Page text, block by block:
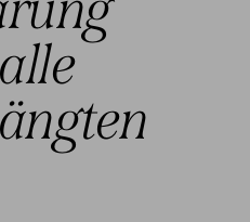
alle